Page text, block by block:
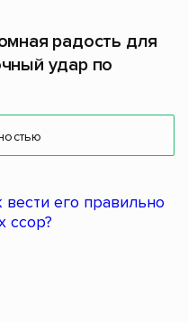
радость для
удар по